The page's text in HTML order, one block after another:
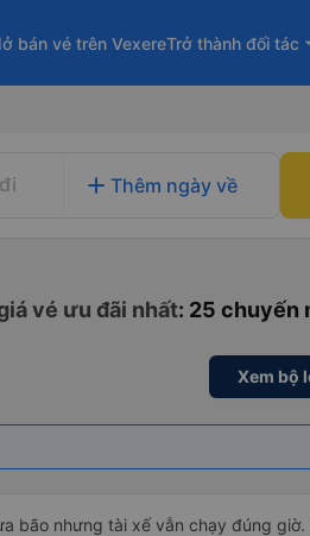
bán vé trên VexereTrở thành đối tác
add Thêm ngày về
vé ưu đãi nhất: 25 chuyến
Xem bộ
bão nhưng tài xế vẫn chạy đúng giờ.